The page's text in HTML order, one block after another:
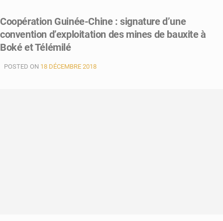
Coopération Guinée-Chine : signature d’une
convention d’exploitation des mines de bauxite à
Boké et Télémilé
POSTED ON 18 DÉCEMBRE 2018